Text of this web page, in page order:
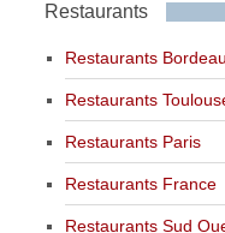
Restaurants
Restaurants
Restaurants
Restaurants Paris
Restaurants France
Restaurants Sud